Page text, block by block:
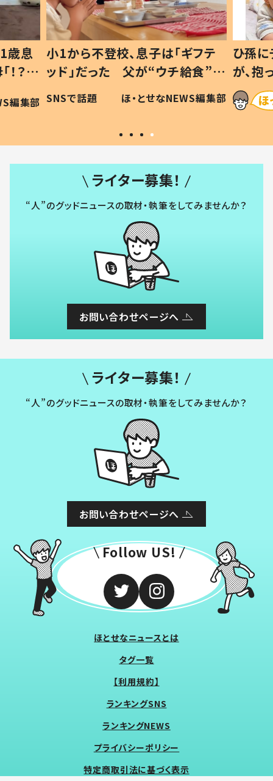
歳息
？」
編集部
小1から不登校、息子は「ギフテ
ッド」だった 父が“ウチ給食”を
作り続ける理由とは #令和の親
#令和の子
SNSで話題 ほ・とせなNEWS編集部
ひ孫
が、
「涙が
い」
ライター募集！
“人”のグッドニュースの取材・執筆をしてみませんか？
お問い合わせページへ
ライター募集！
“人”のグッドニュースの取材・執筆をしてみませんか？
お問い合わせページへ
Follow US!
ほとせなニュースとは
タグ一覧
【利用規約】
ランキングSNS
ランキングNEWS
プライバシーポリシー
特定商取引法に基づく表示